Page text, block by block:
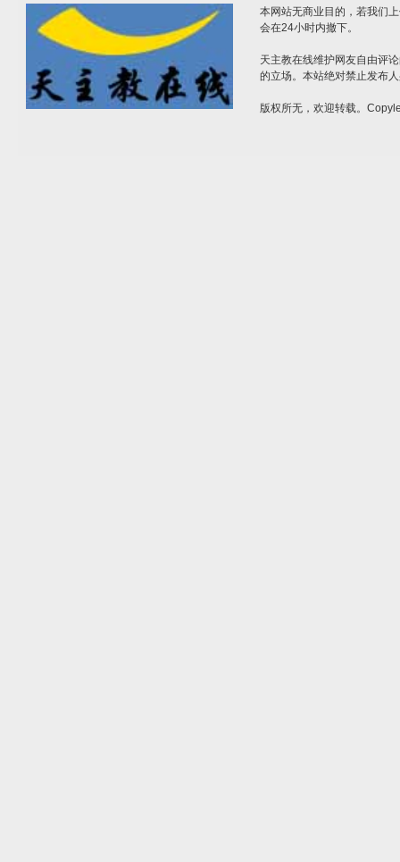
本网站无商业目的，若我们
会在24小时内撤下。
天主教在线维护网友自由评
的立场。本站绝对禁止发布
版权所无，欢迎转载。